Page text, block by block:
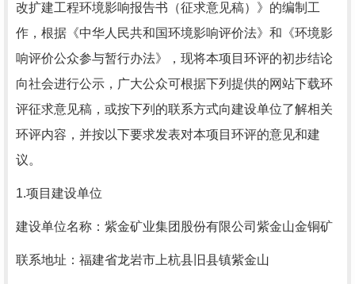
改扩建工程环境影响报告书（征求意见稿）》的编制工
作，根据《中华人民共和国环境影响评价法》和《环境影
响评价公众参与暂行办法》，现将本项目环评的初步结论
向社会进行公示，广大公众可根据下列提供的网站下载环
评征求意见稿，或按下列的联系方式向建设单位了解相关
环评内容，并按以下要求发表对本项目环评的意见和建
议。
1.项目建设单位
建设单位名称：紫金矿业集团股份有限公司紫金山金铜矿
联系地址：福建省龙岩市上杭县旧县镇紫金山